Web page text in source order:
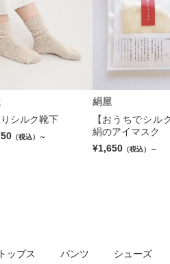
シルク靴下
（税込）～
絹屋
【おうちでシル
絹のアイマスク
¥1,650（税込）～
トップス パンツ シューズ